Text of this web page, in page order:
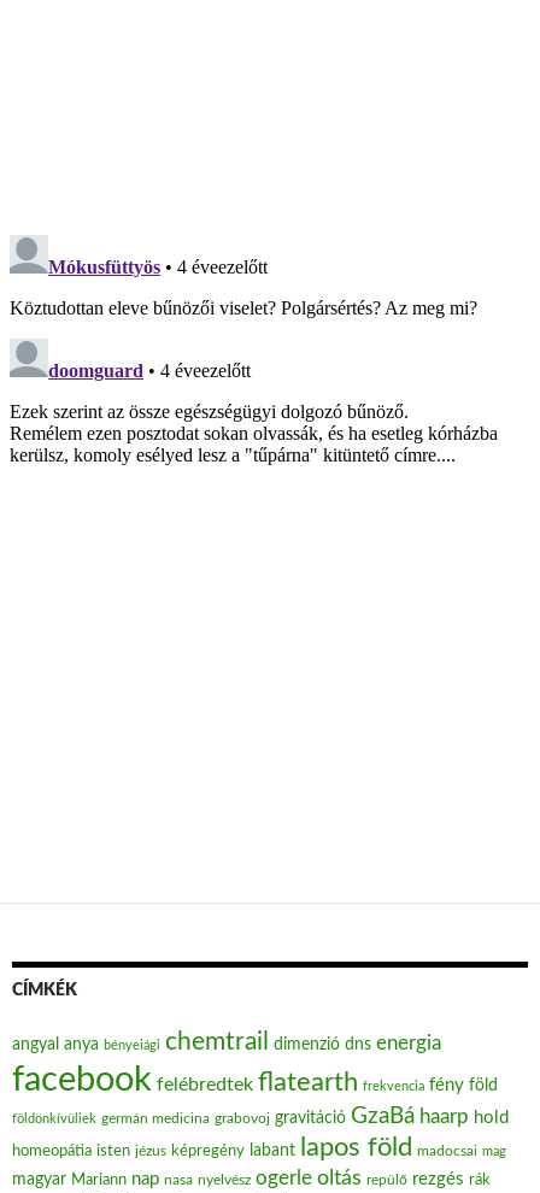
CÍMKÉK
angyal anya bényeiági chemtrail dimenzió dns energia
facebook felébredtek flatearth frekvencia fény föld
földönkívüliek germán medicina grabovoj gravitáció GzaBá haarp hold
homeopátia isten jézus képregény labant lapos föld madocsai mag
magyar Mariann nap nasa nyelvész ogerle oltás repülő rezgés rák